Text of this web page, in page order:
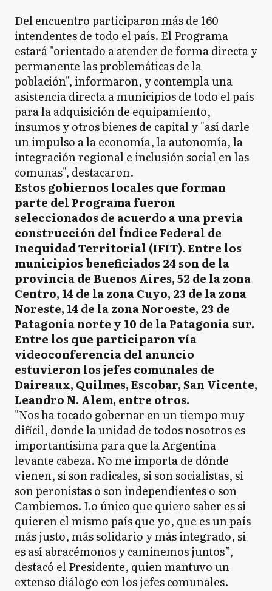
Del encuentro participaron más de 160
intendentes de todo el país. El Programa
estará "orientado a atender de forma directa y
permanente las problemáticas de la
población", informaron, y contempla una
asistencia directa a municipios de todo el país
para la adquisición de equipamiento,
insumos y otros bienes de capital y "así darle
un impulso a la economía, la autonomía, la
integración regional e inclusión social en las
comunas", destacaron.
Estos gobiernos locales que forman
parte del Programa fueron
seleccionados de acuerdo a una previa
construcción del Índice Federal de
Inequidad Territorial (IFIT). Entre los
municipios beneficiados 24 son de la
provincia de Buenos Aires, 52 de la zona
Centro, 14 de la zona Cuyo, 23 de la zona
Noreste, 14 de la zona Noroeste, 23 de
Patagonia norte y 10 de la Patagonia sur.
Entre los que participaron vía
videoconferencia del anuncio
estuvieron los jefes comunales de
Daireaux, Quilmes, Escobar, San Vicente,
Leandro N. Alem, entre otros.
"Nos ha tocado gobernar en un tiempo muy
difícil, donde la unidad de todos nosotros es
importantísima para que la Argentina
levante cabeza. No me importa de dónde
vienen, si son radicales, si son socialistas, si
son peronistas o son independientes o son
Cambiemos. Lo único que quiero saber es si
quieren el mismo país que yo, que es un país
más justo, más solidario y más integrado, si
es así abracémonos y caminemos juntos”,
destacó el Presidente, quien mantuvo un
extenso diálogo con los jefes comunales.